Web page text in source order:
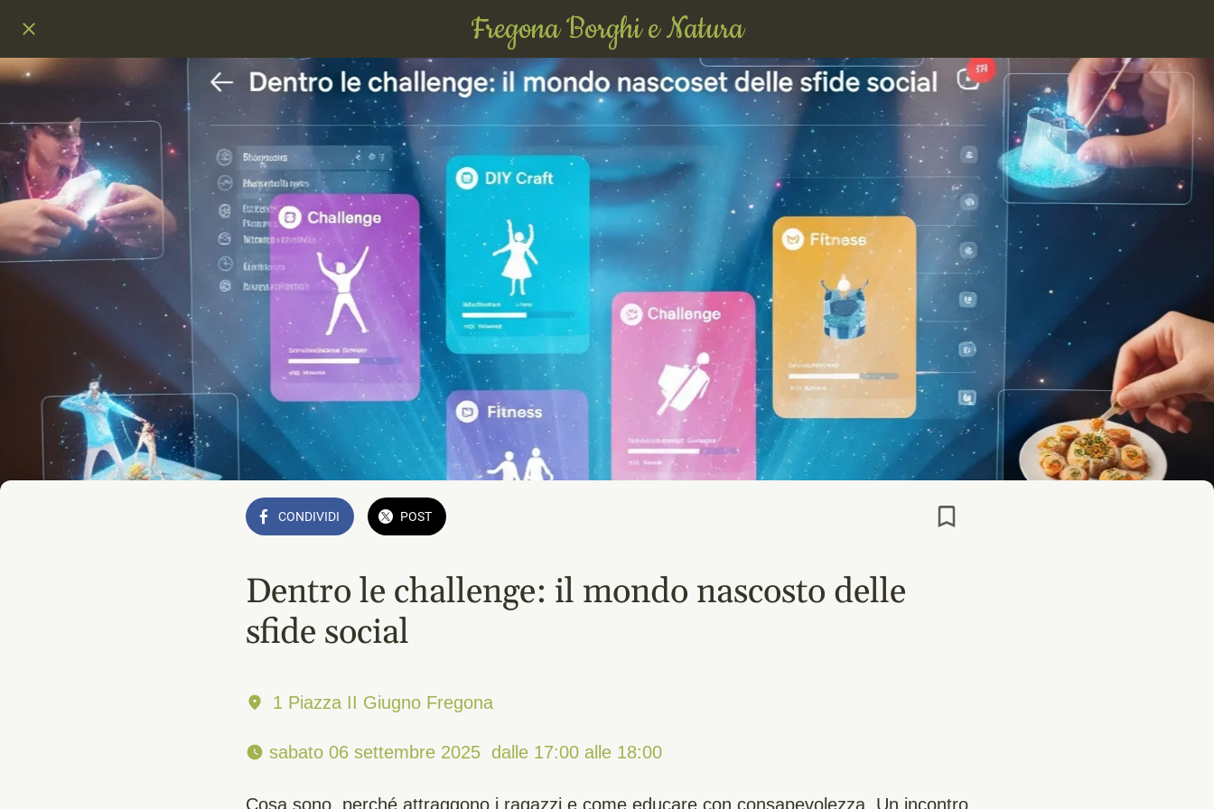
Fregona Borghi e Natura
CONDIVIDI POST
Dentro le challenge: il mondo nascosto delle
sfide social
1 Piazza II Giugno Fregona
sabato 06 settembre 2025  dalle 17:00 alle 18:00
Cosa sono, perché attraggono i ragazzi e come educare con consapevolezza. Un incontro